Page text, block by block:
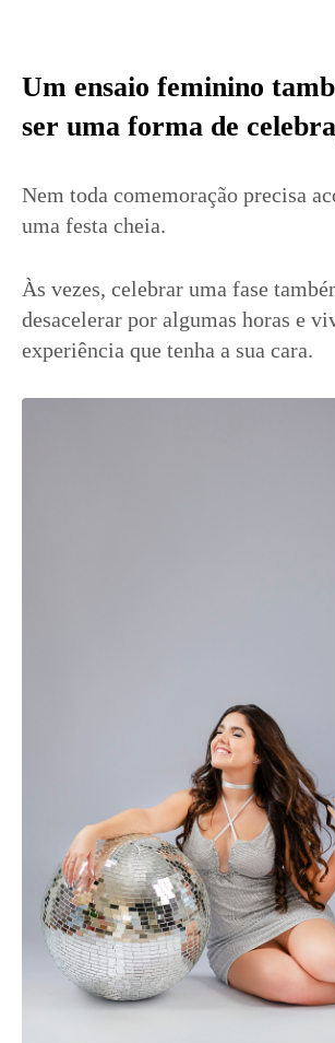
Um ensaio feminino
ser uma forma de
Nem toda comemoração precisa
uma festa cheia.
Às vezes, celebrar uma fase
desacelerar por algumas horas e
experiência que tenha a sua cara.